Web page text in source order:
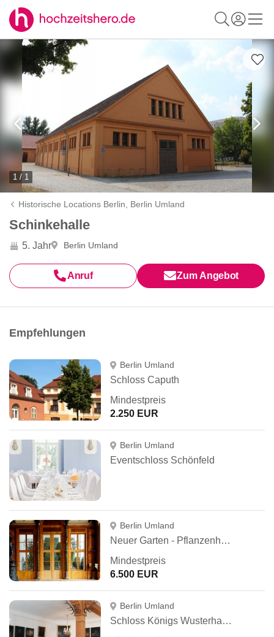
1 / 1
Historische Locations Berlin, Berlin Umland
Schinkehalle
5. Jahr Berlin Umland
Anruf Zum Angebot
Empfehlungen
Berlin Umland
Schloss Caputh
Mindestpreis
2.250 EUR
Berlin Umland
Eventschloss Schönfeld
Berlin Umland
Neuer Garten - Pflanzenhallen & Palmensaal
Mindestpreis
6.500 EUR
Berlin Umland
Schloss Königs Wusterhausen